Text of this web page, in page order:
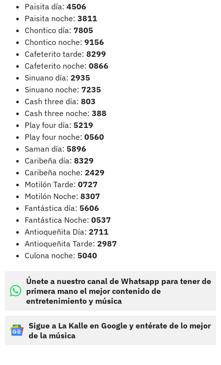
Paisita día: 4506
Paisita noche: 3811
Chontico día: 7805
Chontico noche: 9156
Cafeterito tarde: 8299
Cafeterito noche: 0866
Sinuano día: 2935
Sinuano noche: 7235
Cash three día: 803
Cash three noche: 388
Play four día: 5219
Play four noche: 0560
Saman día: 5896
Caribeña día: 8329
Caribeña noche: 2429
Motilón Tarde: 0727
Motilón Noche: 8307
Fantástica día: 5606
Fantástica Noche: 0537
Antioqueñita Día: 2711
Antioqueñita Tarde: 2987
Culona noche: 5040
Únete a nuestro canal de Whatsapp para tener de
primera mano el mejor contenido de
entretenimiento y música
Sigue a La Kalle en Google y entérate de lo mejor
de la música